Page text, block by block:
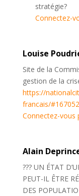
stratégie?
Connectez-
Louise
Site de la
gestion de la
https://
francais/
Connectez-vous
Alain
??? UN ÉTAT
PEUT-IL ÊTRE
DES